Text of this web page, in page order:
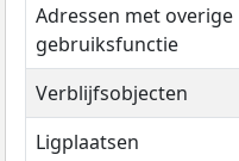
Adressen met overige
gebruiksfunctie
Verblijfsobjecten
Ligplaatsen